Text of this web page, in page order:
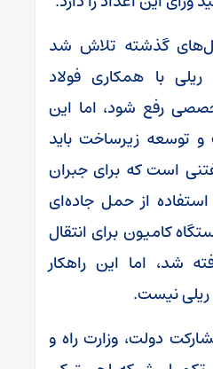
گذشته تلاش شد
با همکاری فولاد
رفع شود، اما این
توسعه زیرساخت باید
است که برای جبران
از حمل جاده‌ای
و حدود ۵۰۰ دستگاه کامیون برای انتقال
شد، اما این راهکار
نیست.
دولت، وزارت راه و